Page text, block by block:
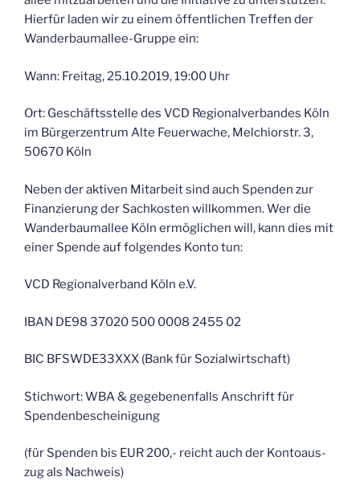
Hier­für laden wir zu einem öffent­li­chen Tref­fen der
Wan­der­baum­al­lee-Grup­pe ein:
Wann: Frei­tag, 25.10.2019, 19:00 Uhr
Ort: Geschäfts­stel­le des VCD Regio­nal­ver­ban­des Köln
im Bür­ger­zen­trum Alte Feu­er­wa­che, Mel­chi­or­str. 3,
50670 Köln
Neben der akti­ven Mit­ar­beit sind auch Spen­den zur
Finan­zie­rung der Sach­kos­ten will­kom­men. Wer die
Wan­der­baum­al­lee Köln ermög­li­chen will, kann dies mit
einer Spen­de auf fol­gen­des Kon­to tun:
VCD Regio­nal­ver­band Köln e.V.
IBAN DE98 37020 500 0008 2455 02
BIC BFSWDE33XXX (Bank für Sozialwirtschaft)
Stich­wort: WBA & gege­be­nen­falls Anschrift für
Spendenbescheinigung
(für Spen­den bis EUR 200,- reicht auch der Kon­to­aus­
zug als Nachweis)